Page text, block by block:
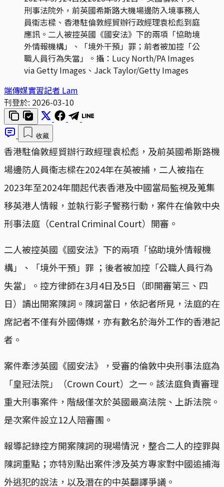
刑事法院外，前英國希斯路大機場邊防入境事務人
員衞志樑、香港駐倫敦經貿辦行政經理袁松彪到庭
應訊。二人被控英國《國安法》下的兩項「協助境
外情報機構」、「境外干預」罪；前者被加控「公
職人員行為失當」。攝：Lucy North/PA Images
via Getty Images、Jack Taylor/Getty Images
端傳媒實習記者 Lam
刊登於: 2026-03-10
收藏
香港駐倫敦經貿辦行政經理袁松彪，及前英國希斯路機
場邊防人員衞志樑在2024年在英被捕，二人被指在
2023年至2024年間起代表香港及中國當局監視及蒐集
移英港人情報，並執行影子警務行動，案件在倫敦中央
刑事法庭（Central Criminal Court）開審。
二人被控英國《國安法》下的兩項「協助境外情報機
構」、「境外干預」罪 ；後者被加控「公職人員行為
失當」。控方律師在3月4日及5日（即開審第三、四
日）讀出開案陳詞。陳詞當日，依記者所見，法庭的在
席記者不僅有外國傳媒，亦有數名於海外工作的香港記
者。
案件牽涉英國《國安法》，受審的倫敦中央刑事法庭為
「皇冠法院」（Crown Court）之一。該法庭負責審理
重大刑事案件，階級僅次於英國最高法院、上訴法院。
是次案件設立12人陪審團。
報導記錄控方開案陳詞的現場情況，整合二人的控罪與
陳詞重點；亦特別點出案件涉及英方專家對中國追捕海
外逃犯的說法，以及潛在的中英翻譯爭議。